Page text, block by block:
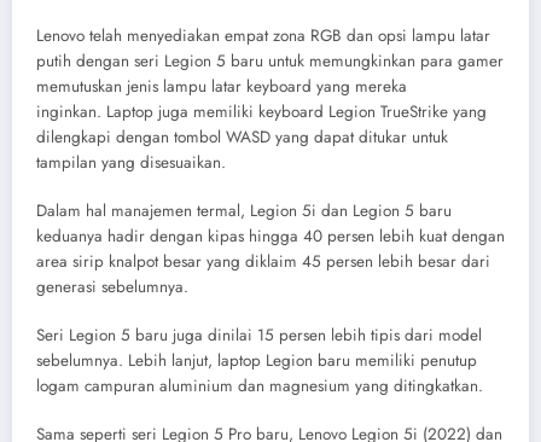
Lenovo telah menyediakan empat zona RGB dan opsi lampu latar
putih dengan seri Legion 5 baru untuk memungkinkan para gamer
memutuskan jenis lampu latar keyboard yang mereka
inginkan. Laptop juga memiliki keyboard Legion TrueStrike yang
dilengkapi dengan tombol WASD yang dapat ditukar untuk
tampilan yang disesuaikan.
Dalam hal manajemen termal, Legion 5i dan Legion 5 baru
keduanya hadir dengan kipas hingga 40 persen lebih kuat dengan
area sirip knalpot besar yang diklaim 45 persen lebih besar dari
generasi sebelumnya.
Seri Legion 5 baru juga dinilai 15 persen lebih tipis dari model
sebelumnya. Lebih lanjut, laptop Legion baru memiliki penutup
logam campuran aluminium dan magnesium yang ditingkatkan.
Sama seperti seri Legion 5 Pro baru, Lenovo Legion 5i (2022) dan